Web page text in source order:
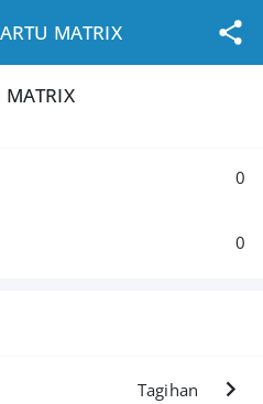
MATRIX
MATRIX
0
0
Tagihan